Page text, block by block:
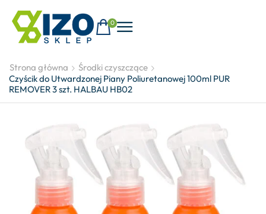
0
Strona główna
Środki czyszczące
Czyścik do Utwardzonej Piany Poliuretanowej 100ml PUR
REMOVER 3 szt. HALBAU HB02